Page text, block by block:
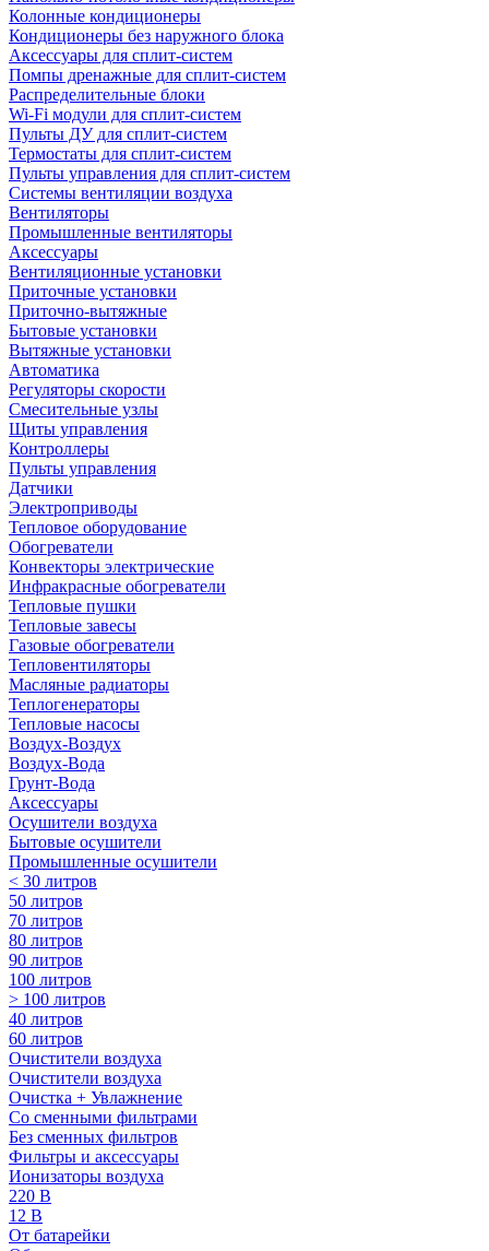
Колонные кондиционеры
Кондиционеры без наружного блока
Аксессуары для сплит-систем
Помпы дренажные для сплит-систем
Распределительные блоки
Wi-Fi модули для сплит-систем
Пульты ДУ для сплит-систем
Термостаты для сплит-систем
Пульты управления для сплит-систем
Системы вентиляции воздуха
Вентиляторы
Промышленные вентиляторы
Аксессуары
Вентиляционные установки
Приточные установки
Приточно-вытяжные
Бытовые установки
Вытяжные установки
Автоматика
Регуляторы скорости
Смесительные узлы
Щиты управления
Контроллеры
Пульты управления
Датчики
Электроприводы
Тепловое оборудование
Обогреватели
Конвекторы электрические
Инфракрасные обогреватели
Тепловые пушки
Тепловые завесы
Газовые обогреватели
Тепловентиляторы
Масляные радиаторы
Теплогенераторы
Тепловые насосы
Воздух-Воздух
Воздух-Вода
Грунт-Вода
Аксессуары
Осушители воздуха
Бытовые осушители
Промышленные осушители
< 30 литров
50 литров
70 литров
80 литров
90 литров
100 литров
> 100 литров
40 литров
60 литров
Очистители воздуха
Очистители воздуха
Очистка + Увлажнение
Cо сменными фильтрами
Без сменных фильтров
Фильтры и аксессуары
Ионизаторы воздуха
220 В
12 В
От батарейки